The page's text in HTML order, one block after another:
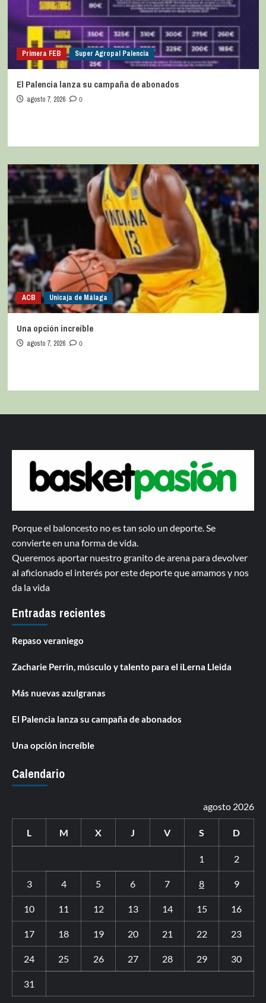
Primera FEB Super Agropal Palencia
El Palencia lanza su campaña de abonados
agosto 7, 2026 0
ACB Unicaja de Málaga
Una opción increíble
agosto 7, 2026 0
Porque el baloncesto no es tan solo un deporte. Se
convierte en una forma de vida.
Queremos aportar nuestro granito de arena para devolver
al aficionado el interés por este deporte que amamos y nos
da la vida
Entradas recientes
Repaso veraniego
Zacharie Perrin, músculo y talento para el iLerna Lleida
Más nuevas azulgranas
El Palencia lanza su campaña de abonados
Una opción increíble
Calendario
agosto 2026
L M X J V S D
1 2
3 4 5 6 7 8 9
10 11 12 13 14 15 16
17 18 19 20 21 22 23
24 25 26 27 28 29 30
31